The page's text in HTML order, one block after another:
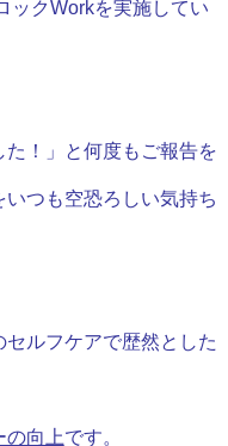
ックWorkを実施してい
！」と何度もご報告を
つも空恐ろしい気持ち
ルフケアで歴然とした
の向上です。